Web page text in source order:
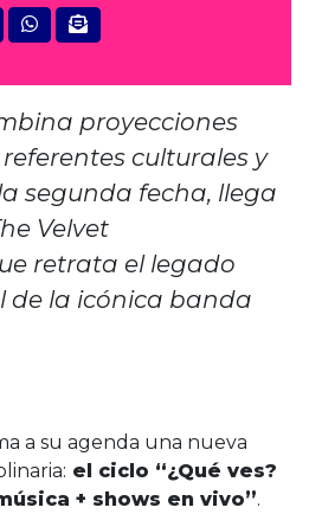
proyecciones
culturales y
segunda fecha, llega
Velvet
retrata el legado
de la icónica banda
a su agenda una nueva
el ciclo “¿Qué ves?
+ shows en vivo”.